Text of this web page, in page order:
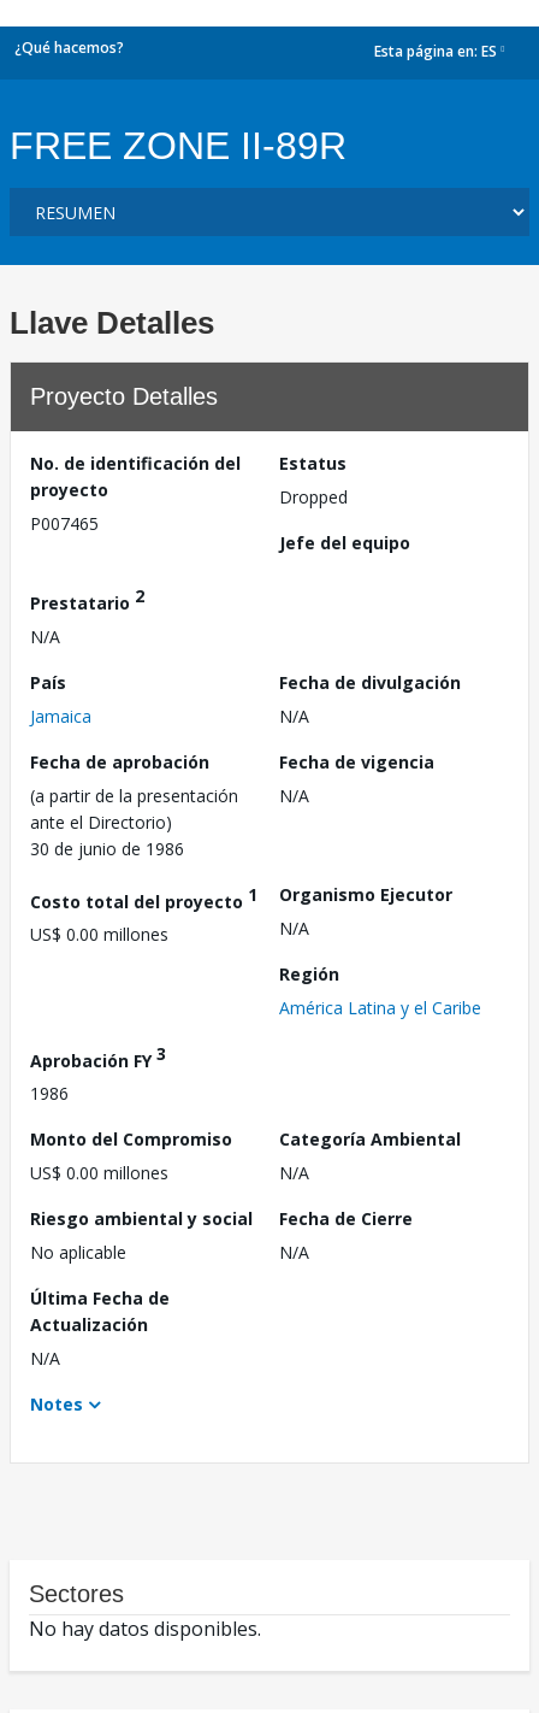
¿Qué hacemos? Esta página en: ES
FREE ZONE II-89R
Llave Detalles
Proyecto Detalles
No. de identificación del
proyecto
P007465
Estatus
Dropped
Jefe del equipo
Prestatario 2
N/A
País
Jamaica
Fecha de divulgación
N/A
Fecha de aprobación
(a partir de la presentación
ante el Directorio)
30 de junio de 1986
Fecha de vigencia
N/A
Costo total del proyecto 1
US$ 0.00 millones
Organismo Ejecutor
N/A
Región
América Latina y el Caribe
Aprobación FY3
1986
Monto del Compromiso
US$ 0.00 millones
Categoría Ambiental
N/A
Riesgo ambiental y social
No aplicable
Fecha de Cierre
N/A
Última Fecha de
Actualización
N/A
Notes
Sectores
No hay datos disponibles.